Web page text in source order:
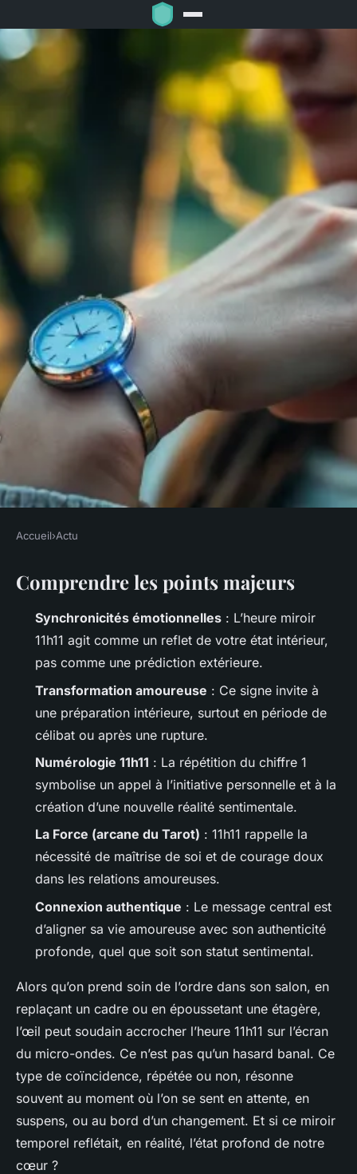
Découverte des messages
d'amour derrière l'heure
miroir 11h11
Gordon 28/04/2026 07:55
Accueil›Actu
Comprendre les points majeurs
Synchronicités émotionnelles : L’heure miroir
11h11 agit comme un reflet de votre état intérieur,
pas comme une prédiction extérieure.
Transformation amoureuse : Ce signe invite à
une préparation intérieure, surtout en période de
célibat ou après une rupture.
Numérologie 11h11 : La répétition du chiffre 1
symbolise un appel à l’initiative personnelle et à la
création d’une nouvelle réalité sentimentale.
La Force (arcane du Tarot) : 11h11 rappelle la
nécessité de maîtrise de soi et de courage doux
dans les relations amoureuses.
Connexion authentique : Le message central est
d’aligner sa vie amoureuse avec son authenticité
profonde, quel que soit son statut sentimental.
Alors qu’on prend soin de l’ordre dans son salon, en
replaçant un cadre ou en époussetant une étagère,
l’œil peut soudain accrocher l’heure 11h11 sur l’écran
du micro-ondes. Ce n’est pas qu’un hasard banal. Ce
type de coïncidence, répétée ou non, résonne
souvent au moment où l’on se sent en attente, en
suspens, ou au bord d’un changement. Et si ce miroir
temporel reflétait, en réalité, l’état profond de notre
cœur ?